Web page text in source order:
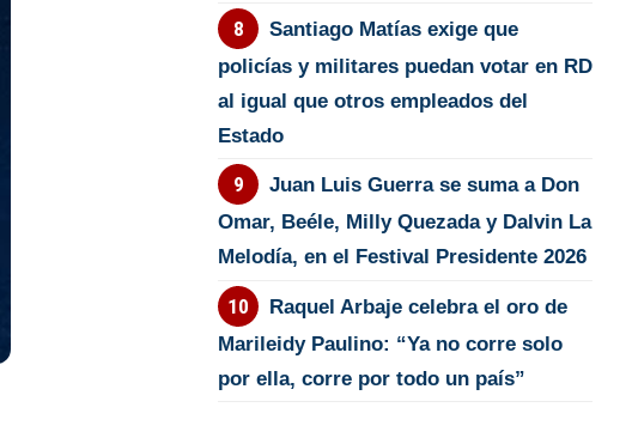
Santiago Matías exige que
policías y militares puedan votar en RD
al igual que otros empleados del
Estado
Juan Luis Guerra se suma a Don
Omar, Beéle, Milly Quezada y Dalvin La
Melodía, en el Festival Presidente 2026
Raquel Arbaje celebra el oro de
Marileidy Paulino: “Ya no corre solo
por ella, corre por todo un país”